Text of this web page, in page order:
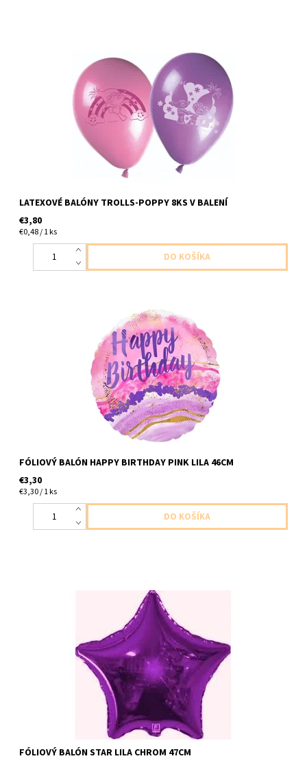
Latexové balóny trollovia 8ks v balení 4x fialový 4x rúžový
velkost cca do 28cm dodavame nenafukane
LATEXOVÉ BALÓNY TROLLS-POPPY 8KS V BALENÍ
€3,80
€0,48 / 1 ks
Fóliový balón ruzovo fialkovy s napisom stastne narodeniny 1ks v
baleni velkost 46cm dodavame nenafukany
FÓLIOVÝ BALÓN HAPPY BIRTHDAY PINK LILA 46CM
€3,30
€3,30 / 1 ks
foliovy balon v tvare hviezdy fialovy 1ks v baleni velkost 47cm
FÓLIOVÝ BALÓN STAR LILA CHROM 47CM